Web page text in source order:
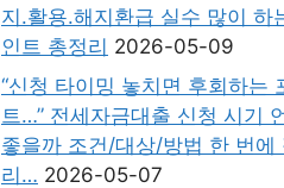
지.활용.해지환급 실수 많이 하
인트 총정리 2026-05-09
“신청 타이밍 놓치면 후회하는
트…” 전세자금대출 신청 시기
좋을까 조건/대상/방법 한 번에
리… 2026-05-07